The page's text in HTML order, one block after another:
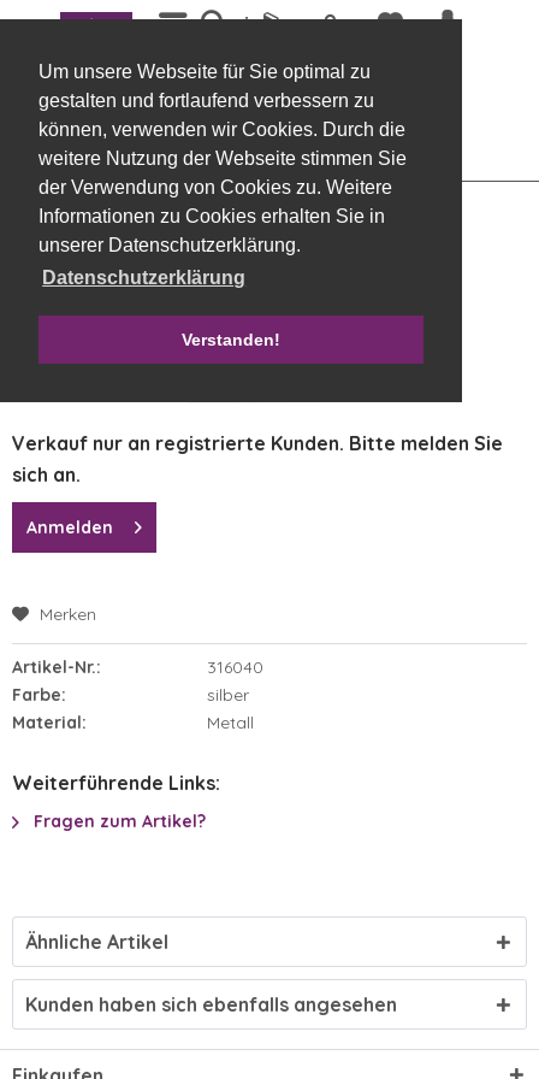
Um unsere Webseite für Sie optimal zu
gestalten und fortlaufend verbessern zu
können, verwenden wir Cookies. Durch die
weitere Nutzung der Webseite stimmen Sie
der Verwendung von Cookies zu. Weitere
Informationen zu Cookies erhalten Sie in
unserer Datenschutzerklärung.
Datenschutzerklärung
Verstanden!
Menü
Übersicht Metallartikel, sonstige
Fisch auf Fuß, Metall 15 x 35 cm grau
Verkauf nur an registrierte Kunden. Bitte melden Sie
sich an.
Anmelden
Merken
Artikel-Nr.:
316040
Farbe:
silber
Material:
Metall
Weiterführende Links:
Fragen zum Artikel?
Ähnliche Artikel
Kunden haben sich ebenfalls angesehen